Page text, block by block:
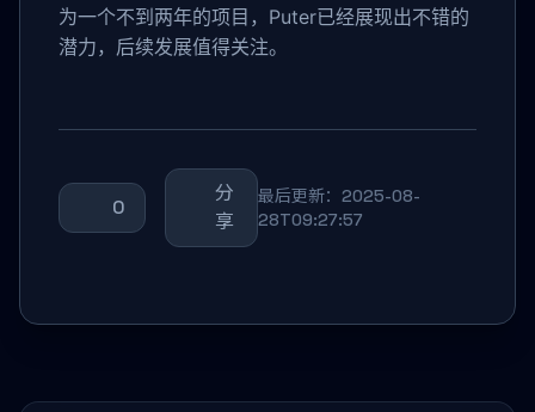
为一个不到两年的项目，Puter已经展现出不错的
潜力，后续发展值得关注。
0
分
享
最后更新：2025-08-
28T09:27:57